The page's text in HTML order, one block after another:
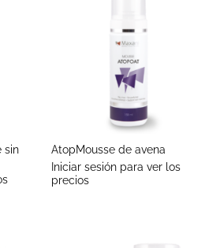
sin
AtopMousse de avena
Iniciar sesión para ver los
precios